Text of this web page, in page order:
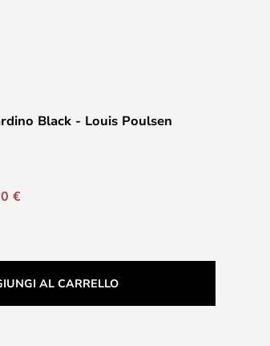
Black - Louis Poulsen
€
AL CARRELLO